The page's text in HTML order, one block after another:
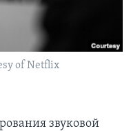
of Netflix
звуковой